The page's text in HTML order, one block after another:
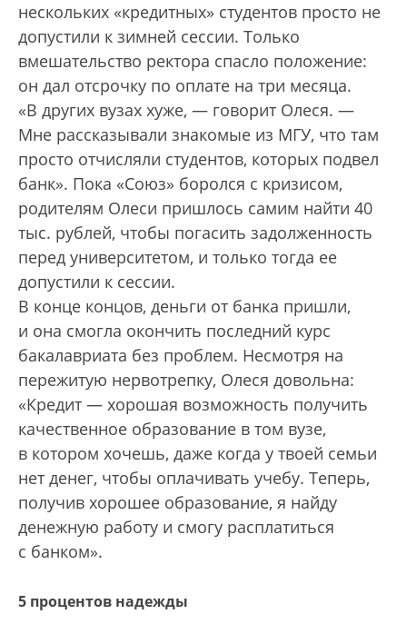
нескольких «кредитных» студентов просто не
допустили к зимней сессии. Только
вмешательство ректора спасло положение:
он дал отсрочку по оплате на три месяца.
«В других вузах хуже, — говорит Олеся. —
Мне рассказывали знакомые из МГУ, что там
просто отчисляли студентов, которых подвел
банк». Пока «Союз» боролся с кризисом,
родителям Олеси пришлось самим найти 40
тыс. рублей, чтобы погасить задолженность
перед университетом, и только тогда ее
допустили к сессии.
В конце концов, деньги от банка пришли,
и она смогла окончить последний курс
бакалавриата без проблем. Несмотря на
пережитую нервотрепку, Олеся довольна:
«Кредит — хорошая возможность получить
качественное образование в том вузе,
в котором хочешь, даже когда у твоей семьи
нет денег, чтобы оплачивать учебу. Теперь,
получив хорошее образование, я найду
денежную работу и смогу расплатиться
с банком».
5 процентов надежды